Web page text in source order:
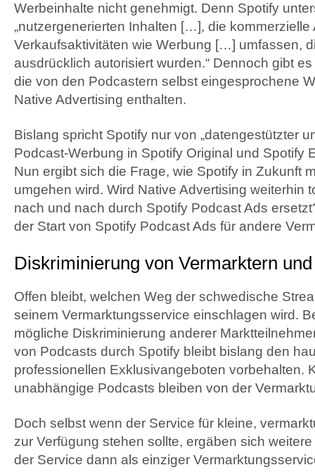
Werbeinhalte nicht genehmigt. Denn Spotify
„nutzergenerierten Inhalten […], die kommerzielle
Verkaufsaktivitäten wie Werbung […] umfassen,
ausdrücklich autorisiert wurden.“ Dennoch gibt
die von den Podcastern selbst eingesprochene
Native Advertising enthalten.
Bislang spricht Spotify nur von „datengestützter
Podcast-Werbung in Spotify Original und Spotify
Nun ergibt sich die Frage, wie Spotify in Zukunft
umgehen wird. Wird Native Advertising weiterhin
nach und nach durch Spotify Podcast Ads
der Start von Spotify Podcast Ads für andere
Diskriminierung von Vermarktern
Offen bleibt, welchen Weg der schwedische
seinem Vermarktungsservice einschlagen wird.
mögliche Diskriminierung anderer
von Podcasts durch Spotify bleibt bislang den
professionellen Exklusivangeboten vorbehalten.
unabhängige Podcasts bleiben von der
Doch selbst wenn der Service für kleine,
zur Verfügung stehen sollte, ergäben sich
der Service dann als einziger